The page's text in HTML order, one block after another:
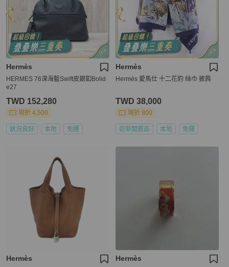
Hermès
HERMES 76深海藍Swift皮銀釦Bolid
e27
TWD 152,280
現折 4,500
狀況良好 本地 免運
Hermès
Hermès 愛馬仕 十二花豹 絲巾 披肩
TWD 38,000
現折 800
近新閒置品 本地 免運
Hermès Hermès